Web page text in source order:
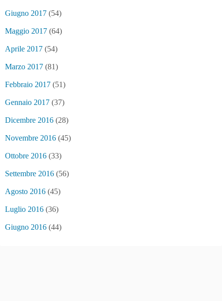
Giugno 2017 (54)
Maggio 2017 (64)
Aprile 2017 (54)
Marzo 2017 (81)
Febbraio 2017 (51)
Gennaio 2017 (37)
Dicembre 2016 (28)
Novembre 2016 (45)
Ottobre 2016 (33)
Settembre 2016 (56)
Agosto 2016 (45)
Luglio 2016 (36)
Giugno 2016 (44)